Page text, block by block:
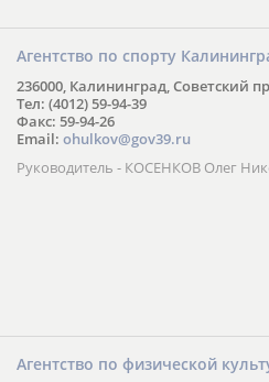
Агентство по спорту
236000, Калининград, Советский
Тел: (4012) 59-94-39
Факс: 59-94-26
Email: ohulkov@gov39.ru
Руководитель - КОСЕНКОВ Олег
Агентство по физической